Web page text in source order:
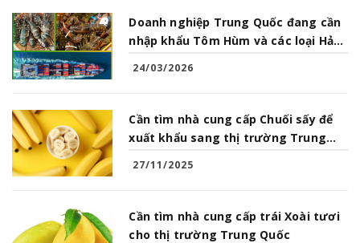
Doanh nghiệp Trung Quốc đang cần
nhập khẩu Tôm Hùm và các loại Hải
24/03/2026
Cần tìm nhà cung cấp Chuối sấy để
xuất khẩu sang thị trường Trung
27/11/2025
Cần tìm nhà cung cấp trái Xoài tươi
cho thị trường Trung Quốc